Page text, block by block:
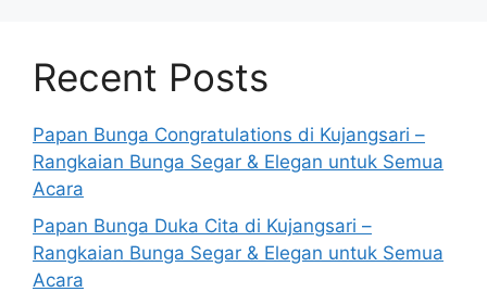
Recent Posts
Papan Bunga Congratulations di Kujangsari –
Rangkaian Bunga Segar & Elegan untuk Semua
Acara
Papan Bunga Duka Cita di Kujangsari –
Rangkaian Bunga Segar & Elegan untuk Semua
Acara